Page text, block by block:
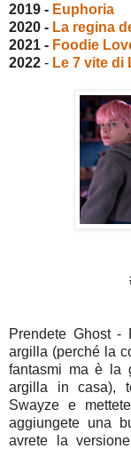
2019 - Euphoria
2020 - La regina
2021 - Foodie
2022 - Le 7 vite di
Prendete Ghost -
argilla (perché la
fantasmi ma è la
argilla in casa),
Swayze e
aggiungete una
avrete la